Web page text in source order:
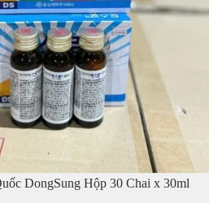
DongSung Hộp 30 Chai x 30ml